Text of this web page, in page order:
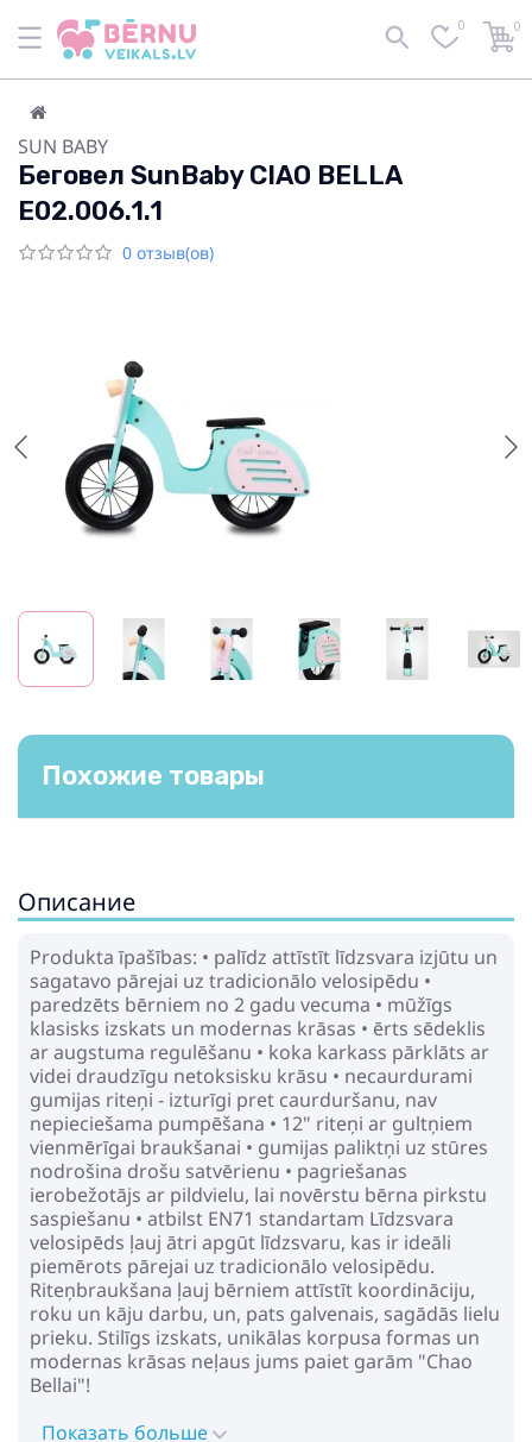
0 0
SUN BABY
Беговел SunBaby CIAO BELLA
E02.006.1.1
0 отзыв(ов)
Похожие товары
Описание
Produkta īpašības: • palīdz attīstīt līdzsvara izjūtu un
sagatavo pārejai uz tradicionālo velosipēdu •
paredzēts bērniem no 2 gadu vecuma • mūžīgs
klasisks izskats un modernas krāsas • ērts sēdeklis
ar augstuma regulēšanu • koka karkass pārklāts ar
videi draudzīgu netoksisku krāsu • necaurdurami
gumijas riteņi - izturīgi pret caurduršanu, nav
nepieciešama pumpēšana • 12" riteņi ar gultņiem
vienmērīgai braukšanai • gumijas paliktņi uz stūres
nodrošina drošu satvērienu • pagriešanas
ierobežotājs ar pildvielu, lai novērstu bērna pirkstu
saspiešanu • atbilst EN71 standartam Līdzsvara
velosipēds ļauj ātri apgūt līdzsvaru, kas ir ideāli
piemērots pārejai uz tradicionālo velosipēdu.
Riteņbraukšana ļauj bērniem attīstīt koordināciju,
roku un kāju darbu, un, pats galvenais, sagādās lielu
prieku. Stilīgs izskats, unikālas korpusa formas un
modernas krāsas neļaus jums paiet garām "Chao
Bellai"!
Показать больше